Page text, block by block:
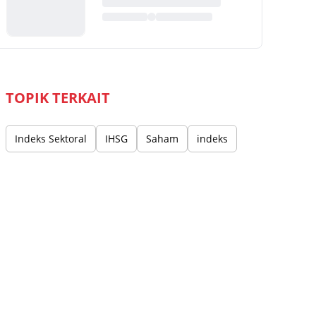
TOPIK TERKAIT
Indeks Sektoral IHSG Saham indeks